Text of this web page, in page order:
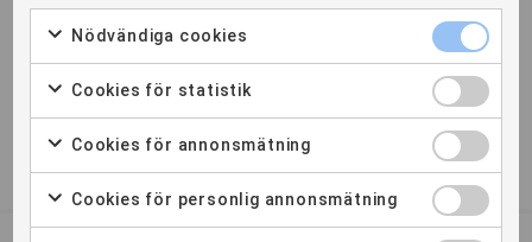
Digital Marketing Manager
YH-utbildningen för dig som vill jobba med
sökmarknadsföring, digital annonsering,
innehållsmarknadsföring, medieplaneri...
1,5 ÅR STOCKHOLM MALMÖ GÖTEBORG
Nödvändiga cookies
Cookies för statistik
Cookies för annonsmätning
Cookies för personlig annonsmätning